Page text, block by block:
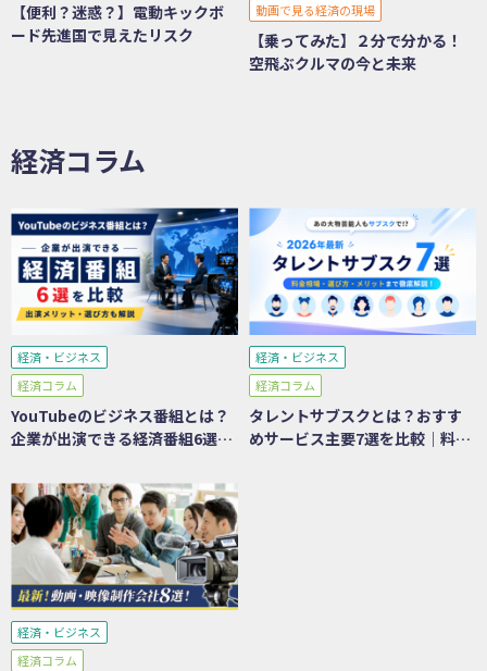
【便利？迷惑？】電動キックボ
ード先進国で見えたリスク
動画で見る経済の現場
【乗ってみた】２分で分かる！
空飛ぶクルマの今と未来
経済コラム
経済・ビジネス
経済コラム
YouTubeのビジネス番組とは？
企業が出演できる経済番組6選を
経済・ビジネス
経済コラム
タレントサブスクとは？おすす
めサービス主要7選を比較｜料
経済・ビジネス
経済コラム